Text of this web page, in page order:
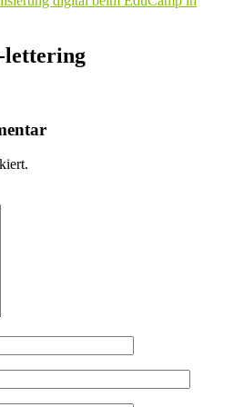
lettering